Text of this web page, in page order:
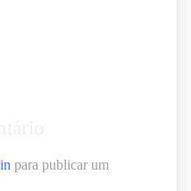
para publicar um